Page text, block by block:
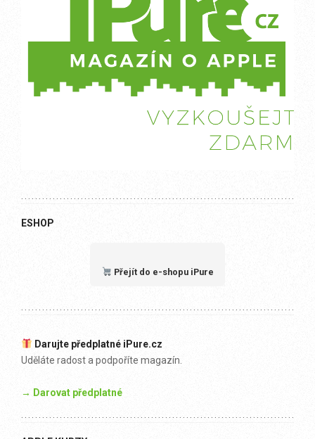
ESHOP
Přejít do e-shopu iPure
Darujte předplatné iPure.cz
Uděláte radost a podpoříte magazín.
→ Darovat předplatné